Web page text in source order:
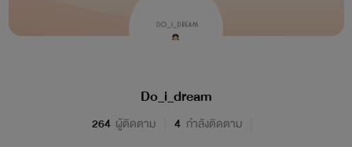
Do_i_dream
264 ผู้ติดตาม 4 กำลังติดตาม